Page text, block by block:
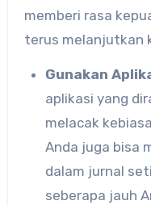
memberi rasa
terus melanjutkan
Gunakan
aplikasi yang
melacak
Anda juga bisa
dalam jurnal
seberapa jauh